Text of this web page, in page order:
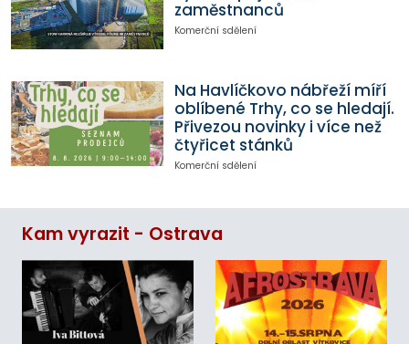
zaměstnanců
Komerční sdělení
Na Havlíčkovo nábřeží míří
oblíbené Trhy, co se hledají.
Přivezou novinky i více než
čtyřicet stánků
Komerční sdělení
Kam vyrazit - Ostrava